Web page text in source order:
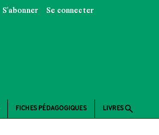
S'abonner Se connecter
FICHES PÉDAGOGIQUES LIVRES search